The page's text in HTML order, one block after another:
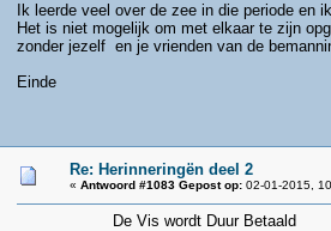
Ik leerde veel over de zee in die periode en
Het is niet mogelijk om met elkaar te zijn
zonder jezelf en je vrienden van de
Einde
Re: Herinneringën deel 2
« Antwoord #1083 Gepost op:02-01-2015,
De Vis wordt Duur Betaald